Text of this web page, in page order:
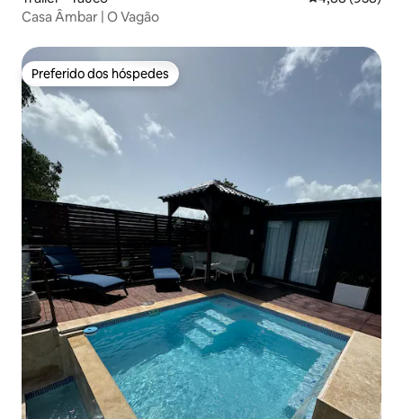
Casa Âmbar | O Vagão
Preferido dos hóspedes
Preferido dos hóspedes